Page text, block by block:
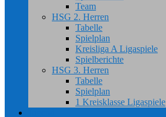
Team
HSG 2. Herren
Tabelle
Spielplan
Kreisliga A Ligaspiele
Spielberichte
HSG 3. Herren
Tabelle
Spielplan
1 Kreisklasse Ligaspiele